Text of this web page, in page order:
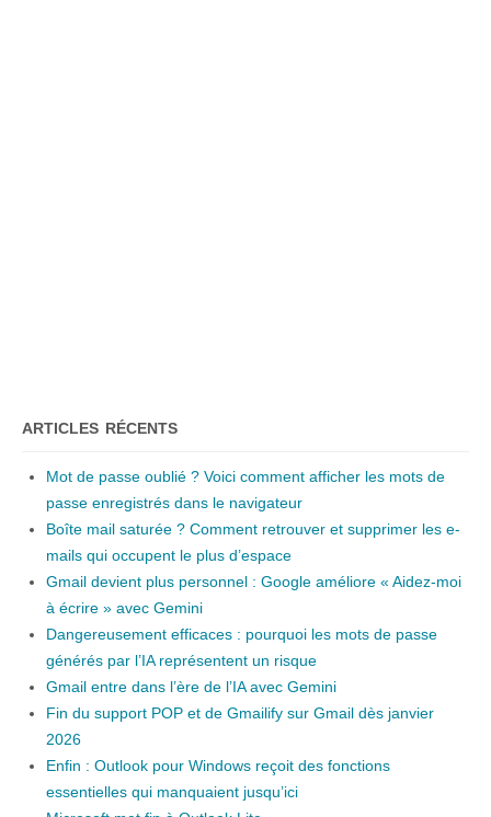
ARTICLES RÉCENTS
Mot de passe oublié ? Voici comment afficher les mots de
passe enregistrés dans le navigateur
Boîte mail saturée ? Comment retrouver et supprimer les e-
mails qui occupent le plus d’espace
Gmail devient plus personnel : Google améliore « Aidez-moi
à écrire » avec Gemini
Dangereusement efficaces : pourquoi les mots de passe
générés par l’IA représentent un risque
Gmail entre dans l’ère de l’IA avec Gemini
Fin du support POP et de Gmailify sur Gmail dès janvier
2026
Enfin : Outlook pour Windows reçoit des fonctions
essentielles qui manquaient jusqu’ici